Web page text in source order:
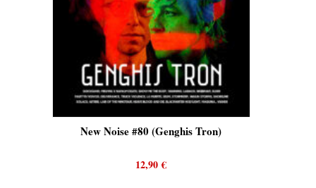
New Noise #80 (Genghis Tron)
12,90€